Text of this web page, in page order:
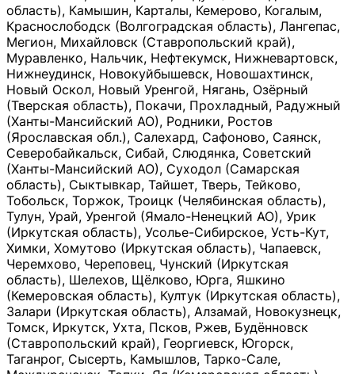
область), Камышин, Карталы, Кемерово, Когалым,
Краснослободск (Волгоградская область), Лангепас,
Мегион, Михайловск (Ставропольский край),
Муравленко, Нальчик, Нефтекумск, Нижневартовск,
Нижнеудинск, Новокуйбышевск, Новошахтинск,
Новый Оскол, Новый Уренгой, Нягань, Озёрный
(Тверская область), Покачи, Прохладный, Радужный
(Ханты-Мансийский АО), Родники, Ростов
(Ярославская обл.), Салехард, Сафоново, Саянск,
Северобайкальск, Сибай, Слюдянка, Советский
(Ханты-Мансийский АО), Суходол (Самарская
область), Сыктывкар, Тайшет, Тверь, Тейково,
Тобольск, Торжок, Троицк (Челябинская область),
Тулун, Урай, Уренгой (Ямало-Ненецкий АО), Урик
(Иркутская область), Усолье-Сибирское, Усть-Кут,
Химки, Хомутово (Иркутская область), Чапаевск,
Черемхово, Череповец, Чунский (Иркутская
область), Шелехов, Щёлково, Юрга, Яшкино
(Кемеровская область), Култук (Иркутская область),
Залари (Иркутская область), Алзамай, Новокузнецк,
Томск, Иркутск, Ухта, Псков, Ржев, Будённовск
(Ставропольский край), Георгиевск, Югорск,
Таганрог, Сысерть, Камышлов, Тарко-Сале,